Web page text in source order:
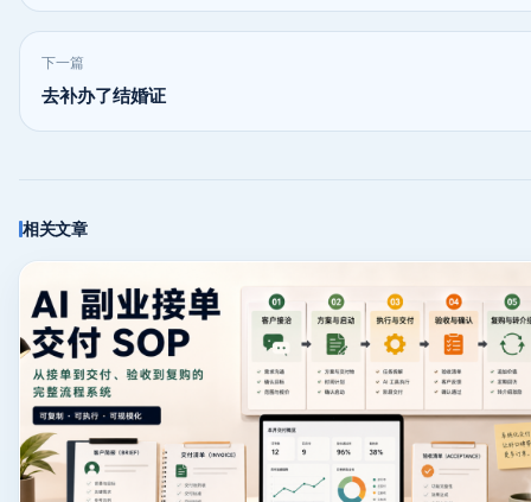
下一篇
去补办了结婚证
相关文章